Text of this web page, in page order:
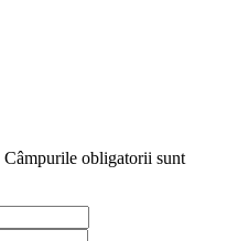
Câmpurile obligatorii sunt